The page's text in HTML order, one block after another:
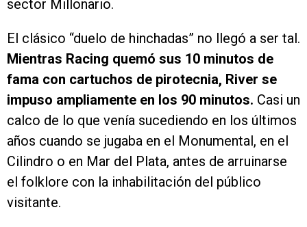
sector Millonario.
El clásico “duelo de hinchadas” no llegó a ser tal.
Mientras Racing quemó sus 10 minutos de
fama con cartuchos de pirotecnia, River se
impuso ampliamente en los 90 minutos. Casi un
calco de lo que venía sucediendo en los últimos
años cuando se jugaba en el Monumental, en el
Cilindro o en Mar del Plata, antes de arruinarse
el folklore con la inhabilitación del público
visitante.